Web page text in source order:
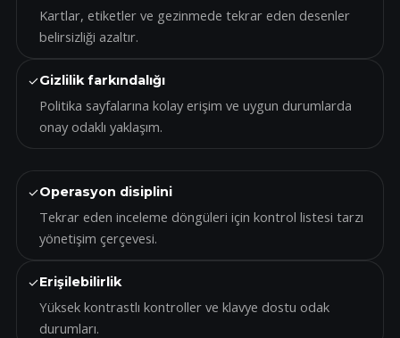
Kartlar, etiketler ve gezinmede tekrar eden desenler
belirsizliği azaltır.
✓Gizlilik farkındalığı
Politika sayfalarına kolay erişim ve uygun durumlarda
onay odaklı yaklaşım.
✓Operasyon disiplini
Tekrar eden inceleme döngüleri için kontrol listesi tarzı
yönetişim çerçevesi.
✓Erişilebilirlik
Yüksek kontrastlı kontroller ve klavye dostu odak
durumları.